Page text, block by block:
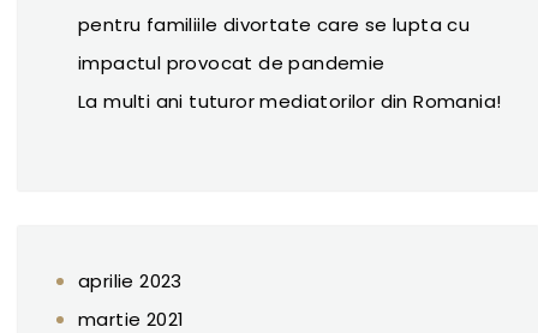
pentru familiile divortate care se lupta cu
impactul provocat de pandemie
La multi ani tuturor mediatorilor din Romania!
aprilie 2023
martie 2021